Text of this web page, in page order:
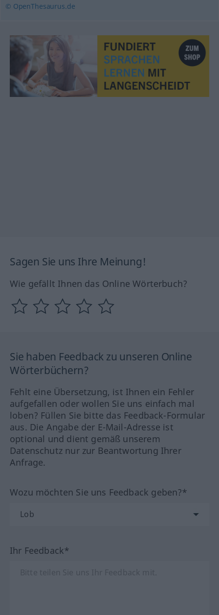
© OpenThesaurus.de
Sagen Sie uns Ihre Meinung!
Wie gefällt Ihnen das Online Wörterbuch?
Sie haben Feedback zu unseren Online
Wörterbüchern?
Fehlt eine Übersetzung, ist Ihnen ein Fehler
aufgefallen oder wollen Sie uns einfach mal
loben? Füllen Sie bitte das Feedback-Formular
aus. Die Angabe der E-Mail-Adresse ist
optional und dient gemäß unserem
Datenschutz nur zur Beantwortung Ihrer
Anfrage.
Wozu möchten Sie uns Feedback geben?*
Ihr Feedback*